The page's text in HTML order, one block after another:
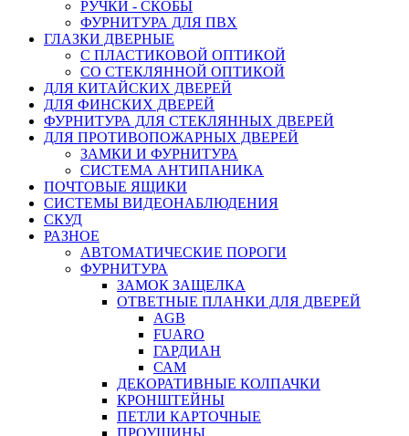
РУЧКИ - СКОБЫ
ФУРНИТУРА ДЛЯ ПВХ
ГЛАЗКИ ДВЕРНЫЕ
С ПЛАСТИКОВОЙ ОПТИКОЙ
СО СТЕКЛЯННОЙ ОПТИКОЙ
ДЛЯ КИТАЙСКИХ ДВЕРЕЙ
ДЛЯ ФИНСКИХ ДВЕРЕЙ
ФУРНИТУРА ДЛЯ СТЕКЛЯННЫХ ДВЕРЕЙ
ДЛЯ ПРОТИВОПОЖАРНЫХ ДВЕРЕЙ
ЗАМКИ И ФУРНИТУРА
СИСТЕМА АНТИПАНИКА
ПОЧТОВЫЕ ЯЩИКИ
СИСТЕМЫ ВИДЕОНАБЛЮДЕНИЯ
СКУД
РАЗНОЕ
АВТОМАТИЧЕСКИЕ ПОРОГИ
ФУРНИТУРА
ЗАМОК ЗАЩЕЛКА
ОТВЕТНЫЕ ПЛАНКИ ДЛЯ ДВЕРЕЙ
AGB
FUARO
ГАРДИАН
САМ
ДЕКОРАТИВНЫЕ КОЛПАЧКИ
КРОНШТЕЙНЫ
ПЕТЛИ КАРТОЧНЫЕ
ПРОУШИНЫ